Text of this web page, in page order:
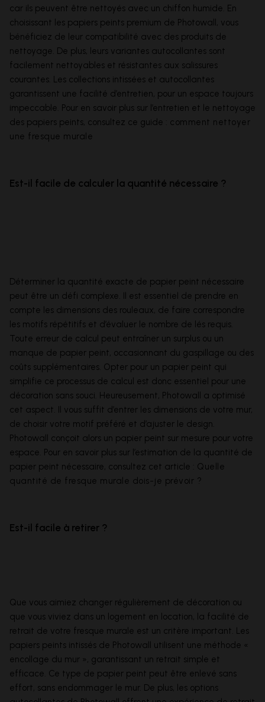
car ils peuvent être nettoyés avec un chiffon humide. En
choisissant les papiers peints premium de Photowall, vous
bénéficiez de leur compatibilité avec des produits de
nettoyage. De plus, leurs variantes autocollantes sont
facilement nettoyables et résistantes aux salissures
courantes. Les collections intissées et autocollantes
garantissent une facilité d’entretien, pour un espace toujours
impeccable. Pour en savoir plus sur l’entretien et le nettoyage
des papiers peints, consultez ce guide : comment nettoyer
une fresque murale
Est-il facile de calculer la quantité nécessaire ?
Déterminer la quantité exacte de papier peint nécessaire
peut être un défi complexe. Il est essentiel de prendre en
compte les dimensions des rouleaux, de faire correspondre
les motifs répétitifs et d’évaluer le nombre de lés requis.
Toute erreur de calcul peut entraîner un surplus ou un
manque de papier peint, occasionnant du gaspillage ou des
coûts supplémentaires. Opter pour un papier peint qui
simplifie ce processus de calcul est donc essentiel pour une
décoration sans souci. Heureusement, Photowall a optimisé
cet aspect. Il vous suffit d’entrer les dimensions de votre mur,
de choisir votre motif préféré et d’ajuster le design.
Photowall conçoit alors un papier peint sur mesure pour votre
espace. Pour en savoir plus sur l’estimation de la quantité de
papier peint nécessaire, consultez cet article : Quelle
quantité de fresque murale dois-je prévoir ?
Est-il facile à retirer ?
Que vous aimiez changer régulièrement de décoration ou
que vous viviez dans un logement en location, la facilité de
retrait de votre fresque murale est un critère important. Les
papiers peints intissés de Photowall utilisent une méthode «
encollage du mur », garantissant un retrait simple et
efficace. Ce type de papier peint peut être enlevé sans
effort, sans endommager le mur. De plus, les options